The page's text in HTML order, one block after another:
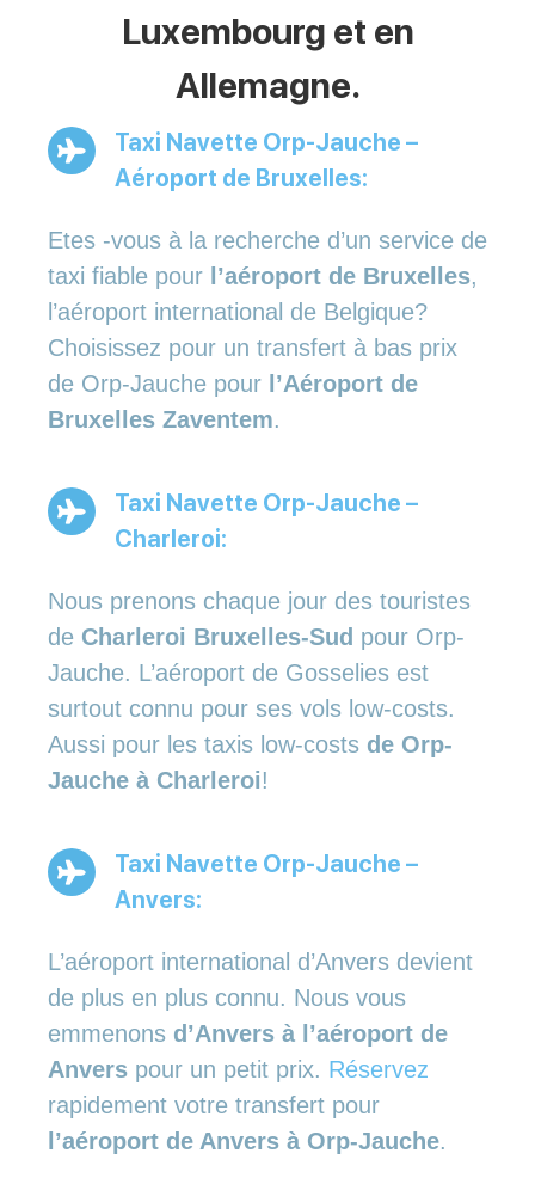
Luxembourg et en
Allemagne.
Taxi Navette Orp-Jauche –
Aéroport de Bruxelles:
Etes -vous à la recherche d’un service de
taxi fiable pour l’aéroport de Bruxelles,
l’aéroport international de Belgique?
Choisissez pour un transfert à bas prix
de Orp-Jauche pour l’Aéroport de
Bruxelles Zaventem.
Taxi Navette Orp-Jauche –
Charleroi:
Nous prenons chaque jour des touristes
de Charleroi Bruxelles-Sud pour Orp-
Jauche. L’aéroport de Gosselies est
surtout connu pour ses vols low-costs.
Aussi pour les taxis low-costs de Orp-
Jauche à Charleroi!
Taxi Navette Orp-Jauche –
Anvers:
L’aéroport international d’Anvers devient
de plus en plus connu. Nous vous
emmenons d’Anvers à l’aéroport de
Anvers pour un petit prix. Réservez
rapidement votre transfert pour
l’aéroport de Anvers à Orp-Jauche.